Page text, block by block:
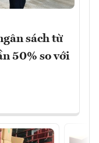
sách từ
50% so với